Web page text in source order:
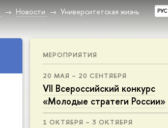
РУС
Новости Университетская жизнь
МЕРОПРИЯТИЯ
20 МАЯ – 20 СЕНТЯБРЯ
VII Всероссийский конкурс
«Молодые стратеги России»
1 ОКТЯБРЯ – 3 ОКТЯБРЯ